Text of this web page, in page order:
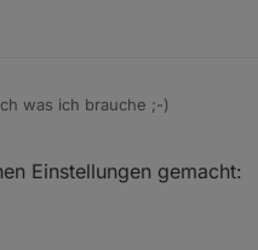
was ich brauche ;-)
Einstellungen gemacht: